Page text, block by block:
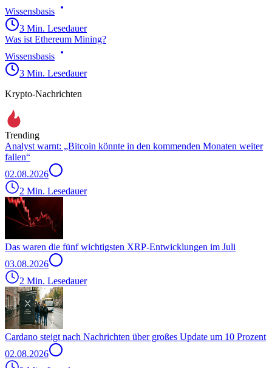
Wissensbasis
3 Min. Lesedauer
Was ist Ethereum Mining?
Wissensbasis
3 Min. Lesedauer
Krypto-Nachrichten
Trending
Analyst warnt: „Bitcoin könnte in den kommenden Monaten weiter
fallen“
02.08.2026
2 Min. Lesedauer
Das waren die fünf wichtigsten XRP-Entwicklungen im Juli
03.08.2026
2 Min. Lesedauer
Cardano steigt nach Nachrichten über großes Update um 10 Prozent
02.08.2026